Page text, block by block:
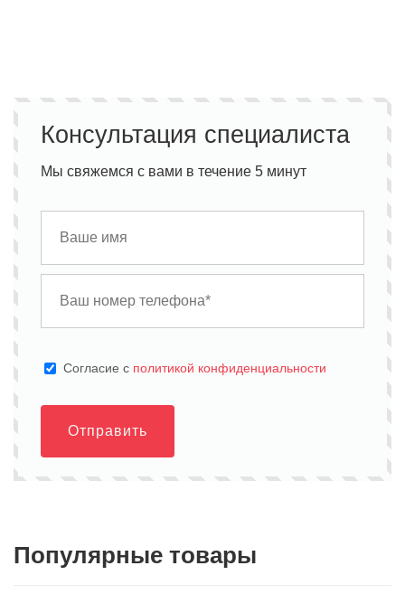
Консультация специалиста
Мы свяжемся с вами в течение 5 минут
Cогласие с политикой конфиденциальности
Отправить
Популярные товары